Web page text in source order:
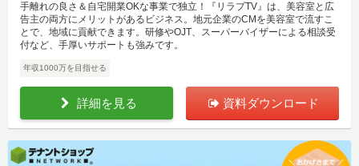
手離れの良さ＆自宅開業OKな事業で独立！『リラプTV』は、美容室と広
告主の両方にメリットがあるビジネス。地元企業のCMを美容室で流すこ
とで、地域に貢献できます。研修やOJT、スーパーバイザーによる相談受
付など、手厚いサポートも強みです。
年収1000万を目指せる
詳細を見る 資料ダウンロード